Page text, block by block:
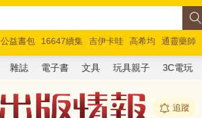
公益書包 16647續集 吉伊卡哇 高希均
通靈藥師
馬斯克 玩具總動員5 超慢跑
雜誌 電子書 文具 玩具親子 3C電玩
追蹤